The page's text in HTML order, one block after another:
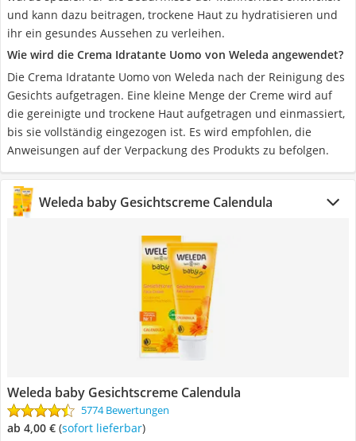
und kann dazu beitragen, trockene Haut zu hydratisieren und
ihr ein gesundes Aussehen zu verleihen.
Wie wird die Crema Idratante Uomo von Weleda angewendet?
Die Crema Idratante Uomo von Weleda nach der Reinigung des
Gesichts aufgetragen. Eine kleine Menge der Creme wird auf
die gereinigte und trockene Haut aufgetragen und einmassiert,
bis sie vollständig eingezogen ist. Es wird empfohlen, die
Anweisungen auf der Verpackung des Produkts zu befolgen.
Weleda baby Gesichtscreme Calendula
Weleda baby Gesichtscreme Calendula
5774 Bewertungen
ab 4,00 € ( Sofort lieferbar)